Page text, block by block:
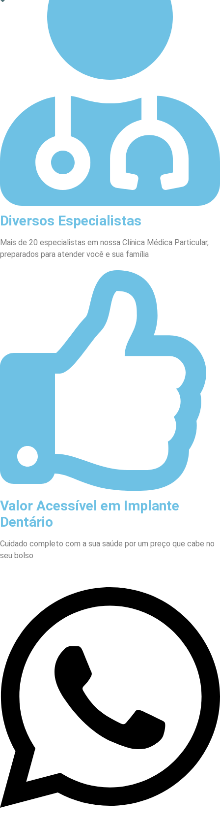
Diversos Especialistas
Mais de 20 especialistas em nossa Clínica Médica Particular,
preparados para atender você e sua família
Valor Acessível em Implante
Dentário
Cuidado completo com a sua saúde por um preço que cabe no
seu bolso